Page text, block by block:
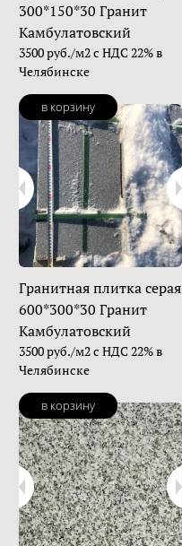
300*150*30 Гранит
Камбулатовский
3500 руб./м2 с НДС 22% в
Челябинске
в корзину
Гранитная плитка серая
600*300*30 Гранит
Камбулатовский
3500 руб./м2 с НДС 22% в
Челябинске
в корзину